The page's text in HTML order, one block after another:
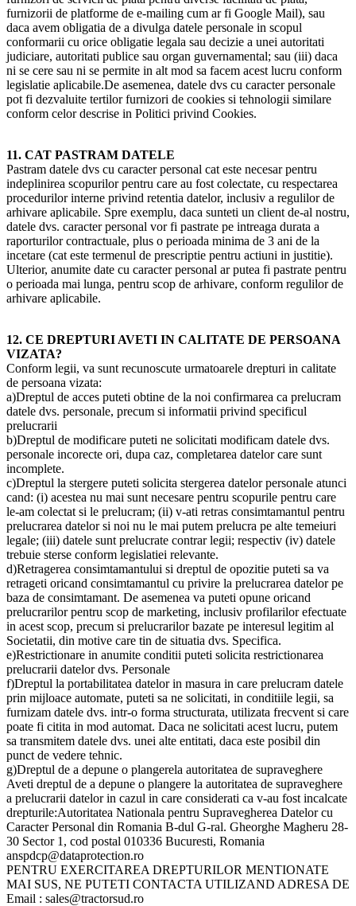
furnizorii de platforme de e-mailing cum ar fi Google Mail), sau
daca avem obligatia de a divulga datele personale in scopul
conformarii cu orice obligatie legala sau decizie a unei autoritati
judiciare, autoritati publice sau organ guvernamental; sau (iii) daca
ni se cere sau ni se permite in alt mod sa facem acest lucru conform
legislatie aplicabile.De asemenea, datele dvs cu caracter personale
pot fi dezvaluite tertilor furnizori de cookies si tehnologii similare
conform celor descrise in Politici privind Cookies.
11. CAT PASTRAM DATELE
Pastram datele dvs cu caracter personal cat este necesar pentru
indeplinirea scopurilor pentru care au fost colectate, cu respectarea
procedurilor interne privind retentia datelor, inclusiv a regulilor de
arhivare aplicabile. Spre exemplu, daca sunteti un client de-al nostru,
datele dvs. caracter personal vor fi pastrate pe intreaga durata a
raporturilor contractuale, plus o perioada minima de 3 ani de la
incetare (cat este termenul de prescriptie pentru actiuni in justitie).
Ulterior, anumite date cu caracter personal ar putea fi pastrate pentru
o perioada mai lunga, pentru scop de arhivare, conform regulilor de
arhivare aplicabile.
12. CE DREPTURI AVETI IN CALITATE DE PERSOANA
VIZATA?
Conform legii, va sunt recunoscute urmatoarele drepturi in calitate
de persoana vizata:
a)Dreptul de acces puteti obtine de la noi confirmarea ca prelucram
datele dvs. personale, precum si informatii privind specificul
prelucrarii
b)Dreptul de modificare puteti ne solicitati modificam datele dvs.
personale incorecte ori, dupa caz, completarea datelor care sunt
incomplete.
c)Dreptul la stergere puteti solicita stergerea datelor personale atunci
cand: (i) acestea nu mai sunt necesare pentru scopurile pentru care
le-am colectat si le prelucram; (ii) v-ati retras consimtamantul pentru
prelucrarea datelor si noi nu le mai putem prelucra pe alte temeiuri
legale; (iii) datele sunt prelucrate contrar legii; respectiv (iv) datele
trebuie sterse conform legislatiei relevante.
d)Retragerea consimtamantului si dreptul de opozitie puteti sa va
retrageti oricand consimtamantul cu privire la prelucrarea datelor pe
baza de consimtamant. De asemenea va puteti opune oricand
prelucrarilor pentru scop de marketing, inclusiv profilarilor efectuate
in acest scop, precum si prelucrarilor bazate pe interesul legitim al
Societatii, din motive care tin de situatia dvs. Specifica.
e)Restrictionare in anumite conditii puteti solicita restrictionarea
prelucrarii datelor dvs. Personale
f)Dreptul la portabilitatea datelor in masura in care prelucram datele
prin mijloace automate, puteti sa ne solicitati, in conditiile legii, sa
furnizam datele dvs. intr-o forma structurata, utilizata frecvent si care
poate fi citita in mod automat. Daca ne solicitati acest lucru, putem
sa transmitem datele dvs. unei alte entitati, daca este posibil din
punct de vedere tehnic.
g)Dreptul de a depune o plangerela autoritatea de supraveghere
Aveti dreptul de a depune o plangere la autoritatea de supraveghere
a prelucrarii datelor in cazul in care considerati ca v-au fost incalcate
drepturile:Autoritatea Nationala pentru Supravegherea Datelor cu
Caracter Personal din Romania B-dul G-ral. Gheorghe Magheru 28-
30 Sector 1, cod postal 010336 Bucuresti, Romania
anspdcp@dataprotection.ro
PENTRU EXERCITAREA DREPTURILOR MENTIONATE
MAI SUS, NE PUTETI CONTACTA UTILIZAND ADRESA DE
Email : sales@tractorsud.ro